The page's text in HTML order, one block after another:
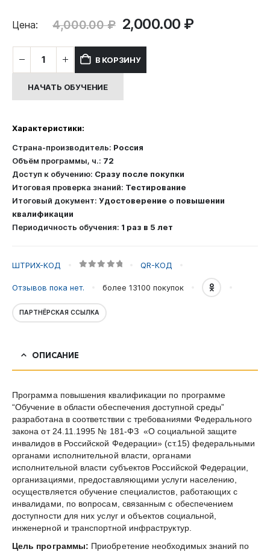
Цена: 4,000.00₽ Первоначальная
составляла
4,000.00 ₽.
2,000.00 ₽Текущая
квалификации:
области
обеспечения
доступной
среды
В КОРЗИНУ
НАЧАТЬ ОБУЧЕНИЕ
Характеристики:
Страна-производитель: Россия
Объём программы, ч.: 72
Доступ к обучению: Сразу после покупки
Итоговая проверка знаний: Тестирование
Итоговый документ: Удостоверение о повышении
квалификации
Периодичность обучения: 1 раз в 5 лет
ШТРИХ-КОД QR-КОД
Отзывов пока нет. более 13100 покупок
ПАРТНЁРСКАЯ ССЫЛКА
ОПИСАНИЕ
Программа повышения квалификации по программе
“Обучение в области обеспечения доступной среды”
разработана в соответствии с требованиями Федерального
закона от 24.11.1995 № 181-ФЗ «О социальной защите
инвалидов в Российской Федерации» (ст.15) федеральными
органами исполнительной власти, органами
исполнительной власти субъектов Российской Федерации,
организациями, предоставляющими услуги населению,
осуществляется обучение специалистов, работающих с
инвалидами, по вопросам, связанным с обеспечением
доступности для них услуг и объектов социальной,
инженерной и транспортной инфраструктур.
Цель программы: Приобретение необходимых знаний по